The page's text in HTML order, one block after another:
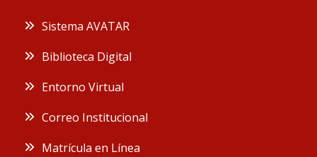
Sistema AVATAR
Biblioteca Digital
Entorno Virtual
Correo Institucional
Matrícula en Línea